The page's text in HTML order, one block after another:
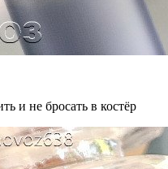
и не бросать в костёр